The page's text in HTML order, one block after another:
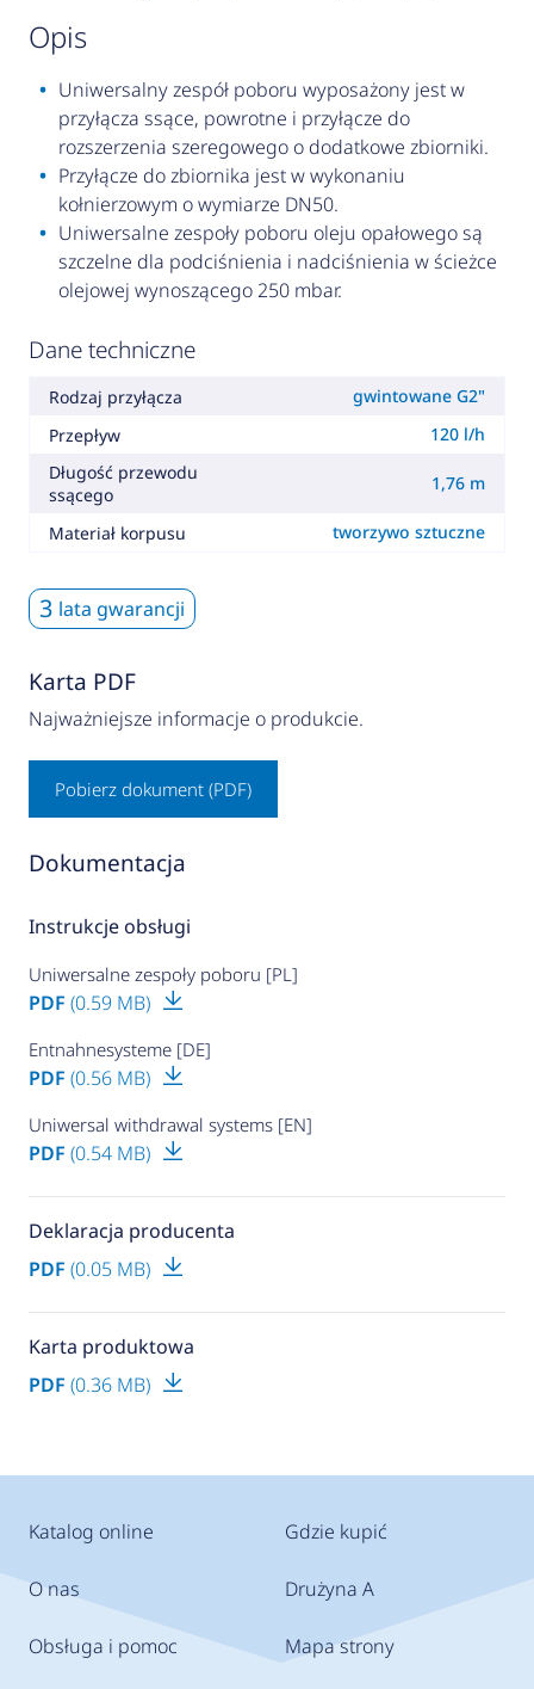
opis
Uniwersalny zespół poboru wyposażony jest w
przyłącza ssące, powrotne i przyłącze do
rozszerzenia szeregowego o dodatkowe zbiorniki.
Przyłącze do zbiornika jest w wykonaniu
kołnierzowym o wymiarze DN50.
Uniwersalne zespoły poboru oleju opałowego są
szczelne dla podciśnienia i nadciśnienia w ścieżce
olejowej wynoszącego 250 mbar.
Dane techniczne
Rodzaj przyłącza
gwintowane G2"
Przepływ
120 l/h
Długość przewodu
ssącego
1,76 m
Materiał korpusu tworzywo sztuczne
3 lata gwarancji
Karta PDF
Najważniejsze informacje o produkcie.
Pobierz dokument (PDF)
Dokumentacja
Instrukcje obsługi
Uniwersalne zespoły poboru [PL]
PDF (0.59 MB)
Entnahnesysteme [DE]
PDF (0.56 MB)
Uniwersal withdrawal systems [EN]
PDF (0.54 MB)
Deklaracja producenta
PDF (0.05 MB)
Karta produktowa
PDF (0.36 MB)
Katalog online
O nas
Obsługa i pomoc
Gdzie kupić
Drużyna A
Mapa strony